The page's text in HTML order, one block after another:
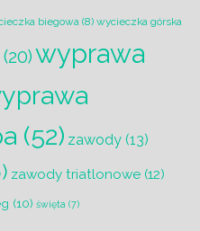
biegowa (8) wycieczka górska
(20)wyprawa
(52) zawody(13)
zawody triatlonowe(12)
(10) święta (7)